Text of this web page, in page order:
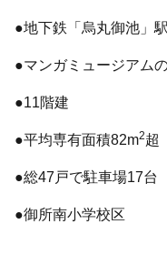
●地下鉄「烏丸御池」
●マンガミュージアム
●11階建
●平均専有面積82m2超
●総47戸で駐車場17台
●御所南小学校区